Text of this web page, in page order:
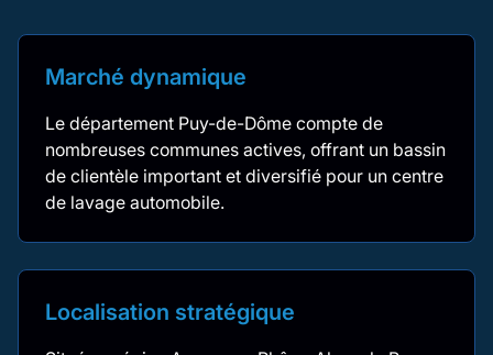
Marché dynamique
Le département Puy-de-Dôme compte de
nombreuses communes actives, offrant un bassin
de clientèle important et diversifié pour un centre
de lavage automobile.
Localisation stratégique